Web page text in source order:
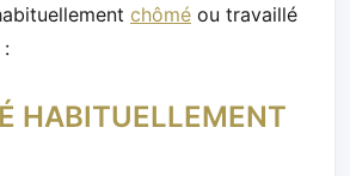
chômé ou travaillé
:
HABITUELLEMENT